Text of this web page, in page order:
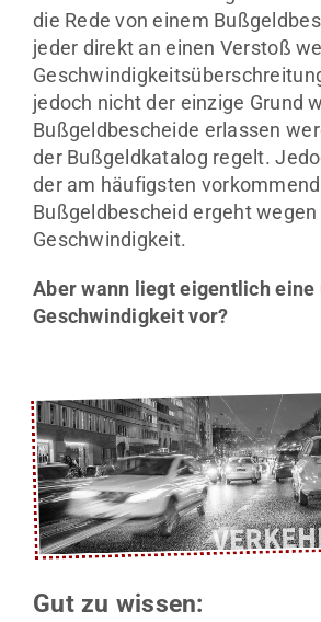
die Rede von einem
jeder direkt an einen Verstoß
jedoch nicht der einzige Grund
Bußgeldbescheide erlassen
der Bußgeldkatalog regelt.
der am häufigsten
Bußgeldbescheid ergeht
Geschwindigkeit.
Aber wann liegt eigentlich eine
Geschwindigkeit vor?
Gut zu wissen: